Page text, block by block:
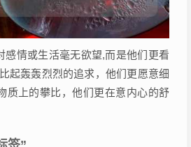
感情或生活毫无欲望,而是他们更看
比起轰轰烈烈的追求，他们更愿意细
质上的攀比，他们更在意内心的舒